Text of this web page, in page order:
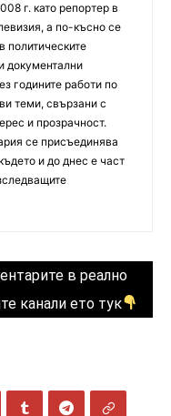
г. като репортер в
а по-късно се
политическите
документални
годините работи по
теми, свързани с
и прозрачност.
се присъединява
и до днес е част
в реално
канали ето тук